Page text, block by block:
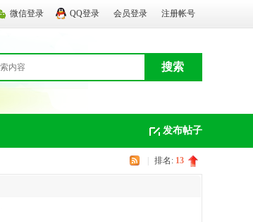
微信登录 QQ登录 会员登录 注册帐号
搜索
发布帖子
排名: 13